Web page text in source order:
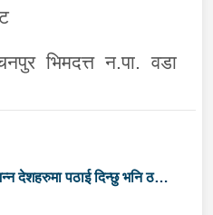
भिमदत्त न.पा. वडा
देशहरुमा पठाई दिन्छु भनि ठगी